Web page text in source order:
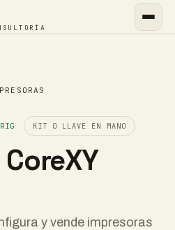
KIT O LLAVE EN MANO
y vende impresoras